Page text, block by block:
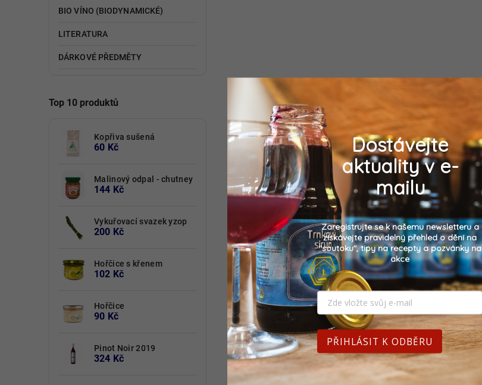
BIO VÍNO (BIODYNAMICKÉ)
LITERATURA
DÁRKOVÉ PŘEDMĚTY
Top 10 produktů
Kopřiva sušená
60 Kč
Malinový odpal - chutney
144 Kč
Vykuřovací svazek yzop
200 Kč
Hořčice s křenem
102 Kč
Hořčice
90 Kč
Pinot Noir 2019
324 Kč
Dostávejte
aktuality v e-
mailu
Zaregistrujte se k našemu newsletteru a
získávejte pravidelný přehled o dění na
"soutoku", tipy na recepty a pozvánky na
akce
PŘIHLÁSIT K ODBĚRU